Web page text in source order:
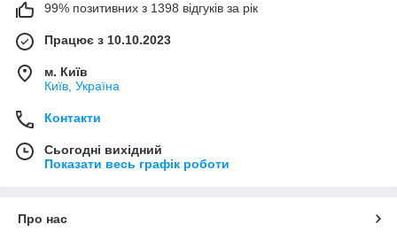
99% позитивних з 1398 відгуків за рік
Працює з 10.10.2023
м. Київ
Київ, Україна
Контакти
Сьогодні вихідний
Показати весь графік роботи
Про нас